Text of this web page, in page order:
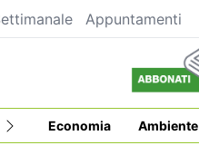
Appuntamenti
Economia Ambiente